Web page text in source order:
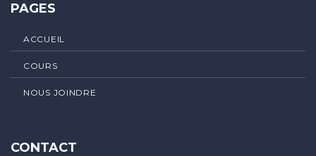
PAGES
ACCUEIL
COURS
NOUS JOINDRE
CONTACT